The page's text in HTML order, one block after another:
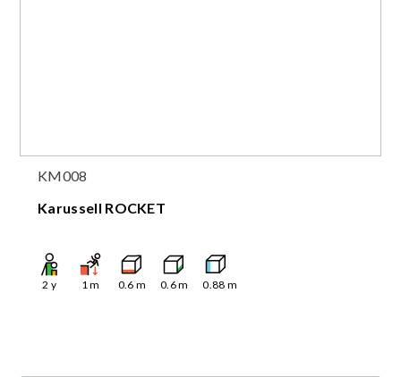
KM008
Karussell ROCKET
2 y 1m 0.6 m 0.6m 0.88 m